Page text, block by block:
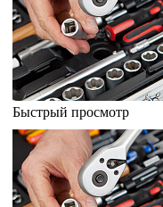
Быстрый просмотр